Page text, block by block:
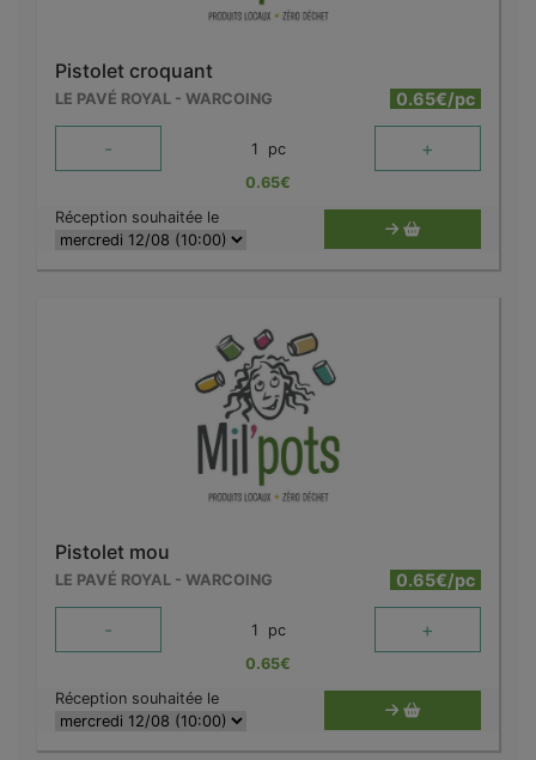
Pistolet croquant
LE PAVÉ ROYAL - WARCOING 0.65€/pc
- 1 pc +
0.65€
Réception souhaitée le
Pistolet mou
LE PAVÉ ROYAL - WARCOING 0.65€/pc
- 1 pc +
0.65€
Réception souhaitée le